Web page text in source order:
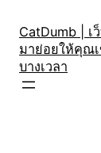
content
CatDumb |
มาย่อยให้คุณ
บางเวลา